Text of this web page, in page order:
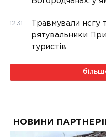
12:31
Травмували ногу
рятувальники
туристів